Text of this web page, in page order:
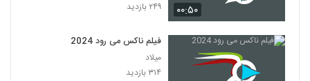
۰۰:۵۰
۲۴۹ بازدید
فیلم ناکس می رود 2024
میلاد
۳۱۴ بازدید